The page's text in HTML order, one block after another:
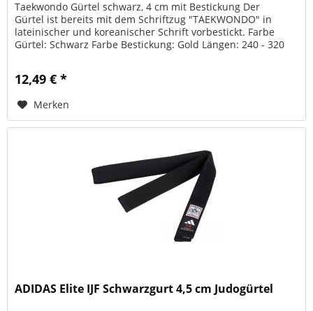
Taekwondo Gürtel schwarz, 4 cm mit Bestickung Der
Gürtel ist bereits mit dem Schriftzug "TAEKWONDO" in
lateinischer und koreanischer Schrift vorbestickt. Farbe
Gürtel: Schwarz Farbe Bestickung: Gold Längen: 240 - 320
12,49 € *
Merken
ADIDAS Elite IJF Schwarzgurt 4,5 cm Judogürtel